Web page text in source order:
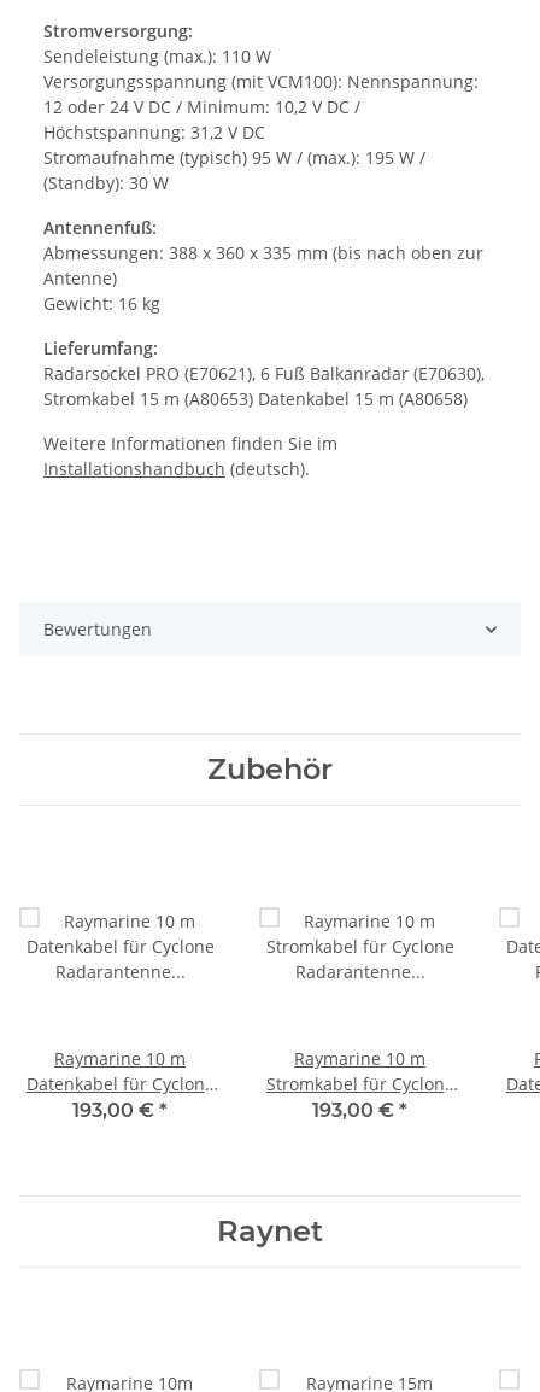
Stromversorgung:
Sendeleistung (max.): 110 W
Versorgungsspannung (mit VCM100): Nennspannung:
12 oder 24 V DC / Minimum: 10,2 V DC /
Höchstspannung: 31,2 V DC
Stromaufnahme (typisch) 95 W / (max.): 195 W /
(Standby): 30 W
Antennenfuß:
Abmessungen: 388 x 360 x 335 mm (bis nach oben zur
Antenne)
Gewicht: 16 kg
Lieferumfang:
Radarsockel PRO (E70621), 6 Fuß Balkanradar (E70630),
Stromkabel 15 m (A80653) Datenkabel 15 m (A80658)
Weitere Informationen finden Sie im
Installationshandbuch (deutsch).
Bewertungen
Zubehör
Raymarine 10 m
Datenkabel für Cyclone
Radarantenne A80657
193,00 € *
Raymarine 10 m
Stromkabel für Cyclone
Radarantenne A80652
193,00 € *
Raynet